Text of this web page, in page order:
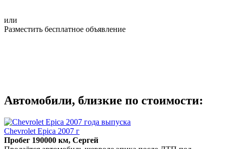
или
Разместить бесплатное объявление
Автомобили, близкие по стоимости:
Chevrolet Epica 2007 г
Пробег 190000 км, Сергей